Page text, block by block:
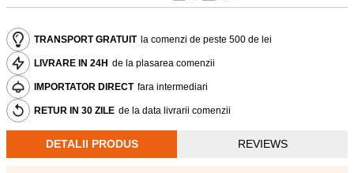
TRANSPORT GRATUIT la comenzi de peste 500 de lei
LIVRARE IN 24H de la plasarea comenzii
IMPORTATOR DIRECT fara intermediari
RETUR IN 30 ZILE de la data livrarii comenzii
DETALII PRODUS REVIEWS